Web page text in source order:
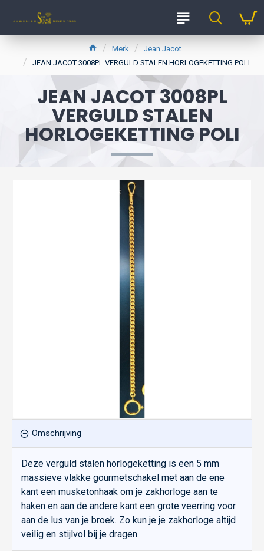
Merk
Jean Jacot
JEAN JACOT 3008PL VERGULD STALEN HORLOGEKETTING POLI
JEAN JACOT 3008PL
VERGULD STALEN
HORLOGEKETTING POLI
Omschrijving
Deze verguld stalen horlogeketting is een 5 mm
massieve vlakke gourmetschakel met aan de ene
kant een musketonhaak om je zakhorloge aan te
haken en aan de andere kant een grote veerring voor
aan de lus van je broek. Zo kun je je zakhorloge altijd
veilig en stijlvol bij je dragen.